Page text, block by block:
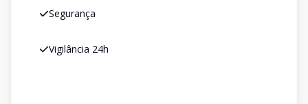
Segurança
Vigilância 24h